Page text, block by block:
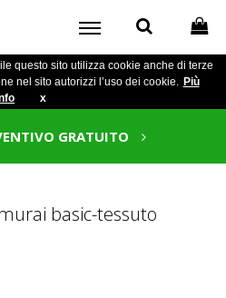
questo sito utilizza cookie anche di terze
nel sito autorizzi l’uso dei cookie. Più
x
GRATUITO
basic-tessuto